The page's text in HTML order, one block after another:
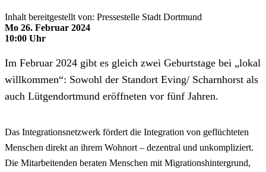
Inhalt bereitgestellt von: Pressestelle Stadt Dortmund
Mo 26. Februar 2024
10:00 Uhr
Im Februar 2024 gibt es gleich zwei Geburtstage bei „lokal
willkommen“: Sowohl der Standort Eving/ Scharnhorst als
auch Lütgendortmund eröffneten vor fünf Jahren.
Das Integrationsnetzwerk fördert die Integration von geflüchteten
Menschen direkt an ihrem Wohnort – dezentral und unkompliziert.
Die Mitarbeitenden beraten Menschen mit Migrationshintergrund,